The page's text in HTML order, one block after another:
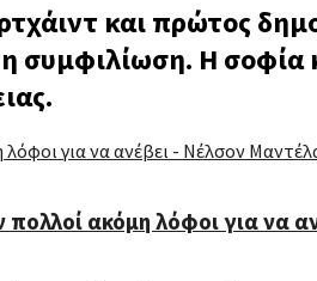
και πρώτος
συμφιλίωση. Η
ακόμη λόφοι για να